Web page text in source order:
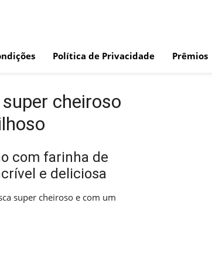
Política de Privacidade Prêmios
cheiroso
com farinha de
e deliciosa
super cheiroso e com um